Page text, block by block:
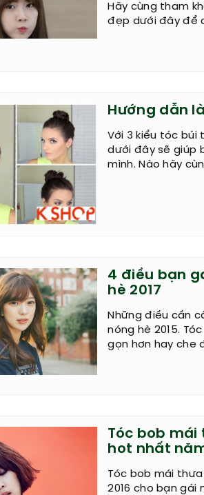
Hãy cùng tham
đẹp dưới đây để
Hướng dẫn
Với 3 kiểu tóc búi
dưới đây sẽ giúp
mình. Nào hãy
4 điều bạn
hè 2017
Những điều cần
nóng hè 2015.
gọn hơn hay che
Tóc bob
hot nhất
Tóc bob mái
2016 cho bạn